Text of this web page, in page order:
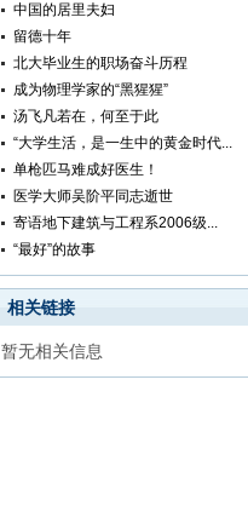
中国的居里夫妇
留德十年
北大毕业生的职场奋斗历程
成为物理学家的“黑猩猩”
汤飞凡若在，何至于此
“大学生活，是一生中的黄金时代...
单枪匹马难成好医生！
医学大师吴阶平同志逝世
寄语地下建筑与工程系2006级...
“最好”的故事
相关链接
暂无相关信息